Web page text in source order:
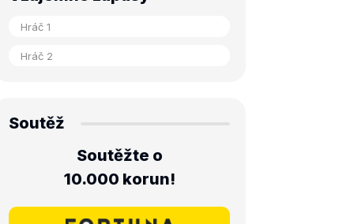
Soutěž
Soutěžte o
10.000 korun!